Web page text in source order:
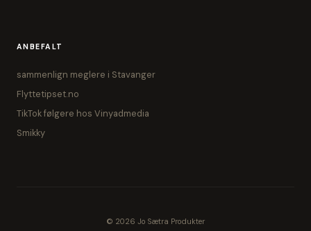
ANBEFALT
sammenlign meglere i Stavanger
Flyttetipset.no
TikTok følgere hos Vinyadmedia
Smikky
© 2026 Jo Sætra Produkter